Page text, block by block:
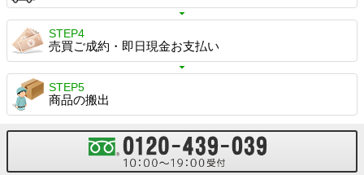
STEP4
売買ご成約・即日現金お支払い
STEP5
商品の搬出